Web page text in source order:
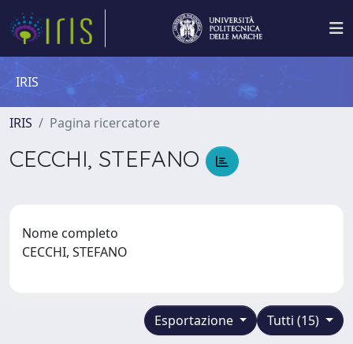
IRIS
IRIS Pagina ricercatore
CECCHI, STEFANO
Nome completo
CECCHI, STEFANO
Tutti (15)
Esportazione